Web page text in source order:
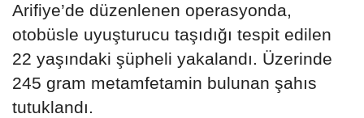
Arifiye’de düzenlenen operasyonda,
otobüsle uyuşturucu taşıdığı tespit edilen
22 yaşındaki şüpheli yakalandı. Üzerinde
245 gram metamfetamin bulunan şahıs
tutuklandı.